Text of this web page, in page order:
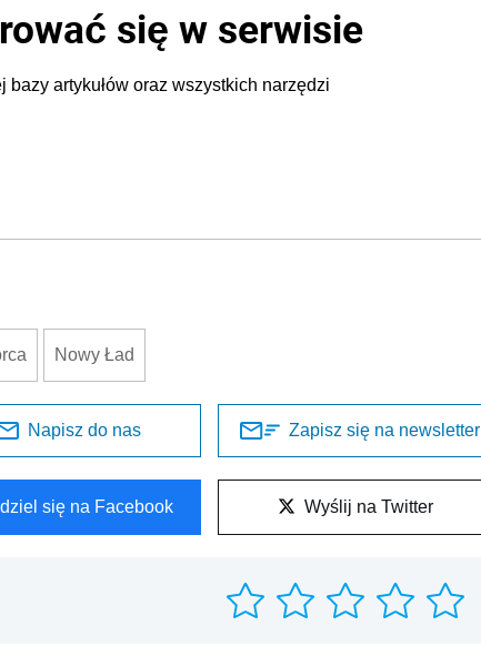
się w serwisie
bazy artykułów oraz wszystkich narzędzi
Nowy Ład
Napisz do nas Zapisz się na newsletter
się na Facebook Wyślij na Twitter